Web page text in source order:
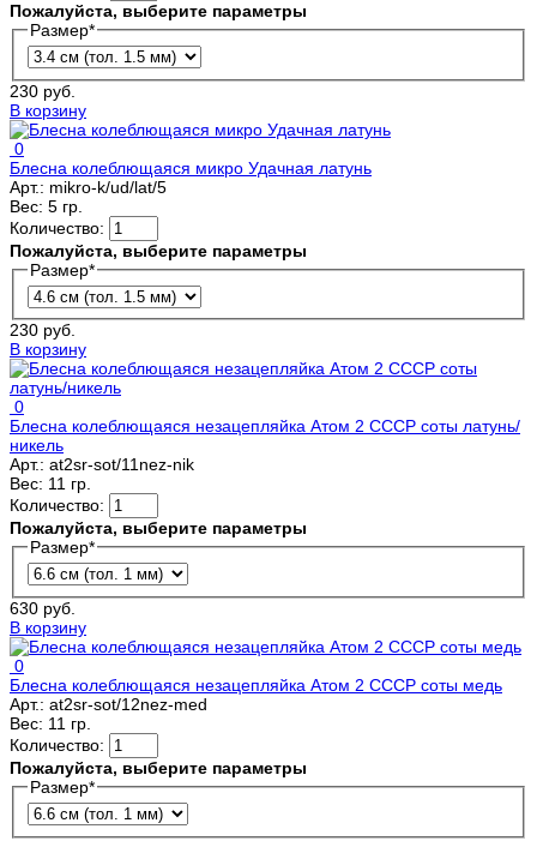
Пожалуйста, выберите параметры
Размер*
230 руб.
В корзину
0
Блесна колеблющаяся микро Удачная латунь
Арт.: mikro-k/ud/lat/5
Вес: 5 гр.
Количество:
Пожалуйста, выберите параметры
Размер*
230 руб.
В корзину
0
Блесна колеблющаяся незацепляйка Атом 2 СССР соты латунь/
никель
Арт.: at2sr-sot/11nez-nik
Вес: 11 гр.
Количество:
Пожалуйста, выберите параметры
Размер*
630 руб.
В корзину
0
Блесна колеблющаяся незацепляйка Атом 2 СССР соты медь
Арт.: at2sr-sot/12nez-med
Вес: 11 гр.
Количество:
Пожалуйста, выберите параметры
Размер*